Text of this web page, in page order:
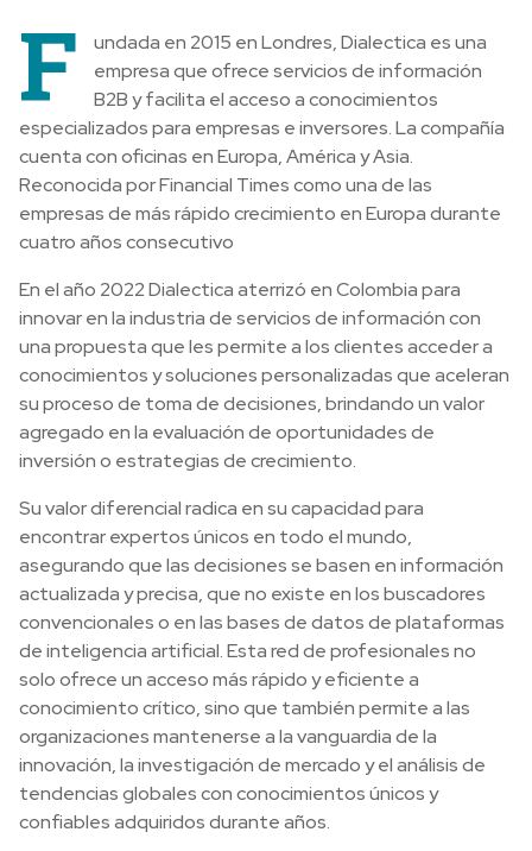
F
undada en 2015 en Londres, Dialectica es una
empresa que ofrece servicios de información
B2B y facilita el acceso a conocimientos
especializados para empresas e inversores. La compañía
cuenta con oficinas en Europa, América y Asia.
Reconocida por Financial Times como una de las
empresas de más rápido crecimiento en Europa durante
cuatro años consecutivo
En el año 2022 Dialectica aterrizó en Colombia para
innovar en la industria de servicios de información con
una propuesta que les permite a los clientes acceder a
conocimientos y soluciones personalizadas que aceleran
su proceso de toma de decisiones, brindando un valor
agregado en la evaluación de oportunidades de
inversión o estrategias de crecimiento.
Su valor diferencial radica en su capacidad para
encontrar expertos únicos en todo el mundo,
asegurando que las decisiones se basen en información
actualizada y precisa, que no existe en los buscadores
convencionales o en las bases de datos de plataformas
de inteligencia artificial. Esta red de profesionales no
solo ofrece un acceso más rápido y eficiente a
conocimiento crítico, sino que también permite a las
organizaciones mantenerse a la vanguardia de la
innovación, la investigación de mercado y el análisis de
tendencias globales con conocimientos únicos y
confiables adquiridos durante años.